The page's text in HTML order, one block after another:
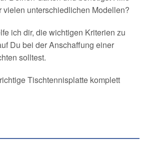
vielen unterschiedlichen Modellen?
ich dir, die wichtigen Kriterien zu
Du bei der Anschaffung einer
solltest.
Tischtennisplatte komplett